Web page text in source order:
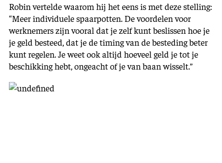
Robin vertelde waarom hij het eens is met deze stelling:
“Meer individuele spaarpotten. De voordelen voor
werknemers zijn vooral dat je zelf kunt beslissen hoe je
je geld besteed, dat je de timing van de besteding beter
kunt regelen. Je weet ook altijd hoeveel geld je tot je
beschikking hebt, ongeacht of je van baan wisselt.”